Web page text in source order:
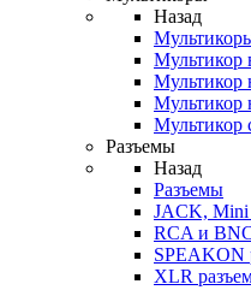
Назад
Мультикор
Мультикор
Мультикор
Мультикор
Разъемы
Назад
Разъемы
JACK, Mini
RCA и
SPEAKON
XLR